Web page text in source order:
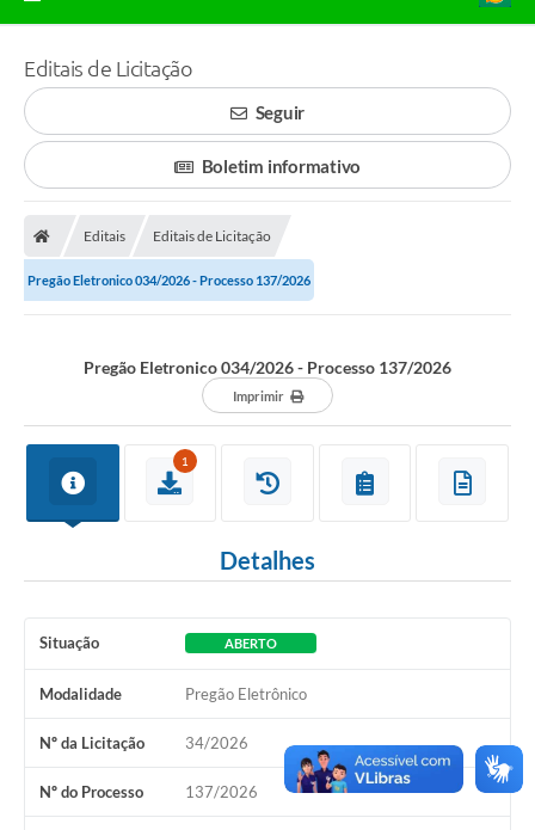
Editais de Licitação
Seguir
Boletim informativo
Editais Editais de Licitação
Pregão Eletronico 034/2026 - Processo 137/2026
Pregão Eletronico 034/2026 - Processo 137/2026
Imprimir
1
Detalhes
Situação ABERTO
Modalidade Pregão Eletrônico
Nº da Licitação 34/2026
Nº do Processo 137/2026